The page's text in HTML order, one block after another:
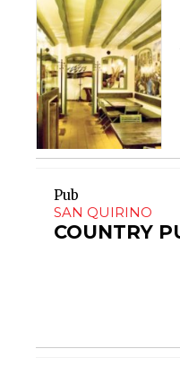
Pub
SAN QUIRINO
COUNTRY